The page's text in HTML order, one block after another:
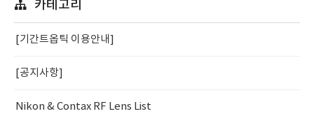
카테고리
[기간트옵틱 이용안내]
[공지사항]
Nikon & Contax RF Lens List